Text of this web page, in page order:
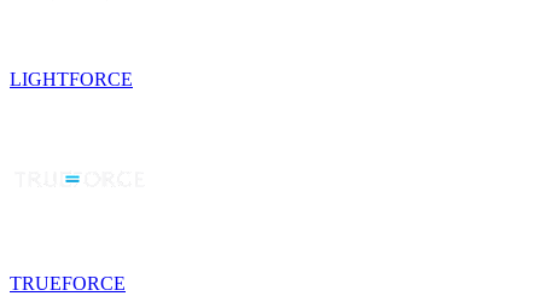
LIGHTFORCE
TRUEFORCE